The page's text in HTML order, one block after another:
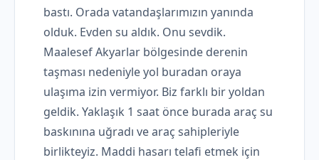
bastı. Orada vatandaşlarımızın yanında
olduk. Evden su aldık. Onu sevdik.
Maalesef Akyarlar bölgesinde derenin
taşması nedeniyle yol buradan oraya
ulaşıma izin vermiyor. Biz farklı bir yoldan
geldik. Yaklaşık 1 saat önce burada araç su
baskınına uğradı ve araç sahipleriyle
birlikteyiz. Maddi hasarı telafi etmek için